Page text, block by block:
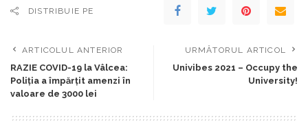
DISTRIBUIE PE
ARTICOLUL ANTERIOR
RAZIE COVID-19 la Vâlcea:
Poliția a împărțit amenzi în
valoare de 3000 lei
URMĂTORUL ARTICOL
Univibes 2021 – Occupy the
University!